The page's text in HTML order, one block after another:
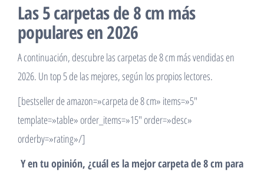
Las 5 carpetas de 8 cm más
populares en 2026
A continuación, descubre las carpetas de 8 cm más vendidas en
2026. Un top 5 de las mejores, según los propios lectores.
[bestseller de amazon=»carpeta de 8 cm» items=»5″
template=»table» order_items=»15″ order=»desc»
orderby=»rating»/]
Y en tu opinión, ¿cuál es la mejor carpeta de 8 cm para